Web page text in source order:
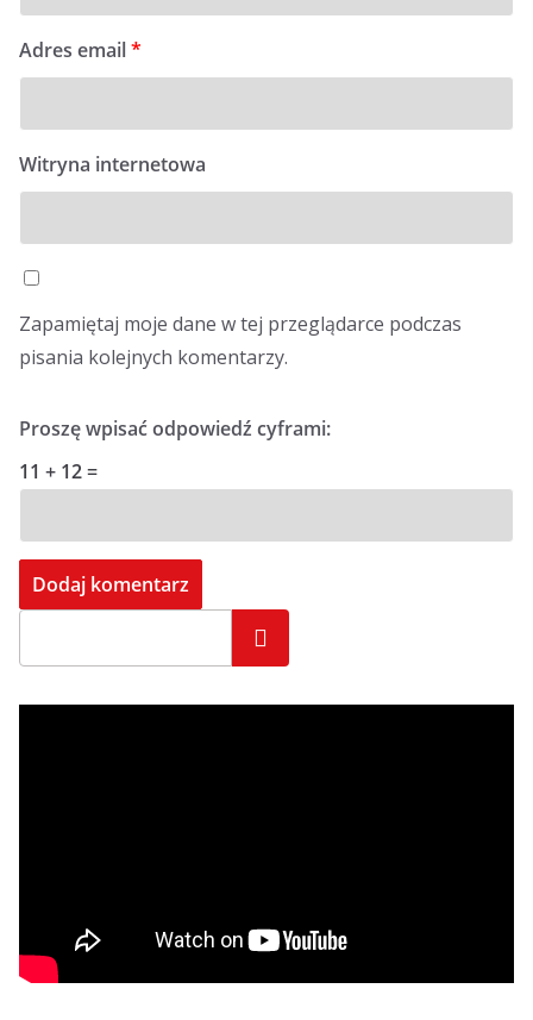
Adres email*
Witryna internetowa
Zapamiętaj moje dane w tej przeglądarce podczas
pisania kolejnych komentarzy.
Proszę wpisać odpowiedź cyframi:
11 + 12 =
Szukaj